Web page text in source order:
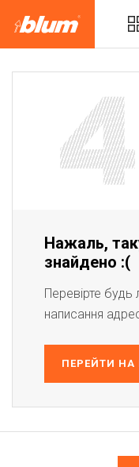
Нажаль,
знайдено :(
Перевірте будь
написання
ПЕРЕЙТИ НА